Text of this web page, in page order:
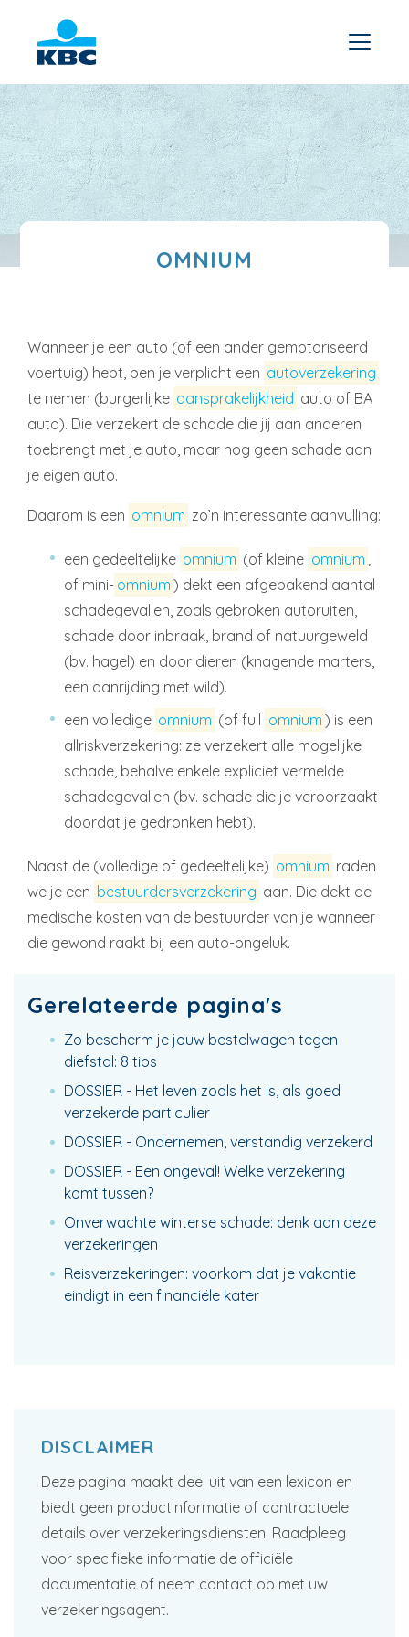
OMNIUM
Wanneer je een auto (of een ander gemotoriseerd
voertuig) hebt, ben je verplicht een autoverzekering
te nemen (burgerlijke aansprakelijkheid auto of BA
auto). Die verzekert de schade die jij aan anderen
toebrengt met je auto, maar nog geen schade aan
je eigen auto.
Daarom is een omnium zo’n interessante aanvulling:
een gedeeltelijke omnium (of kleine omnium ,
of mini- omnium ) dekt een afgebakend aantal
schadegevallen, zoals gebroken autoruiten,
schade door inbraak, brand of natuurgeweld
(bv. hagel) en door dieren (knagende marters,
een aanrijding met wild).
een volledige omnium (of full omnium ) is een
allriskverzekering: ze verzekert alle mogelijke
schade, behalve enkele expliciet vermelde
schadegevallen (bv. schade die je veroorzaakt
doordat je gedronken hebt).
Naast de (volledige of gedeeltelijke) omnium raden
we je een bestuurdersverzekering aan. Die dekt de
medische kosten van de bestuurder van je wanneer
die gewond raakt bij een auto-ongeluk.
Gerelateerde pagina's
Zo bescherm je jouw bestelwagen tegen
diefstal: 8 tips
DOSSIER - Het leven zoals het is, als goed
verzekerde particulier
DOSSIER - Ondernemen, verstandig verzekerd
DOSSIER - Een ongeval! Welke verzekering
komt tussen?
Onverwachte winterse schade: denk aan deze
verzekeringen
Reisverzekeringen: voorkom dat je vakantie
eindigt in een financiële kater
DISCLAIMER
Deze pagina maakt deel uit van een lexicon en
biedt geen productinformatie of contractuele
details over verzekeringsdiensten. Raadpleeg
voor specifieke informatie de officiële
documentatie of neem contact op met uw
verzekeringsagent.